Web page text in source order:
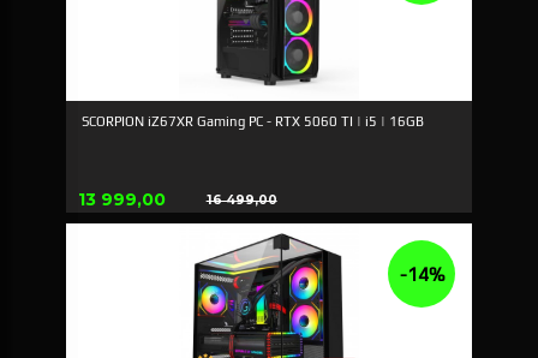
SCORPION iZ67XR Gaming PC - RTX 5060 TI | i5 | 16GB
Tilbud
13 999,00 16 499,00
Rabatt
-14%